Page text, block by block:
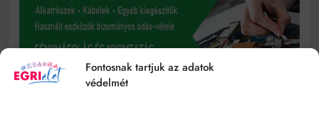
Fontosnak tartjuk az adatok
védelmét